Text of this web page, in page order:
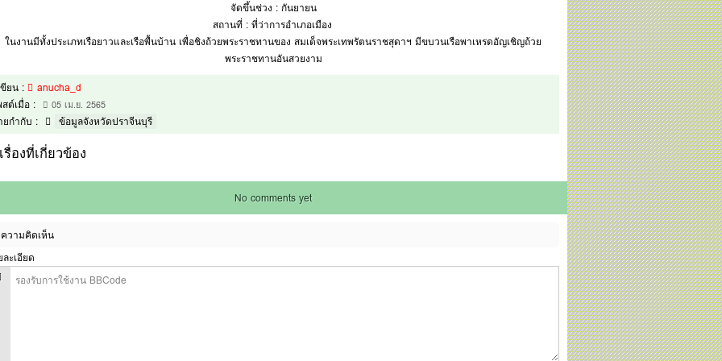
จัดขึ้นช่วง : กันยายน
สถานที่ : ที่ว่าการอำเภอเมือง
ในงานมีทั้งประเภทเรือยาวและเรือพื้นบ้าน เพื่อชิงถ้วยพระราชทานของ สมเด็จพระเทพรัตนราชสุดาฯ มีขบวนเรือพาเหรดอัญเชิญถ้วย
พระราชทานอันสวยงาม
ยน :
anucha_d
ต์เมื่อ :
05 เม.ย. 2565
ยกำกับ : ข้อมูลจังหวัดปราจีนบุรี
เรื่องที่เกี่ยวข้อง
No comments yet
ความคิดเห็น
ละเอียด